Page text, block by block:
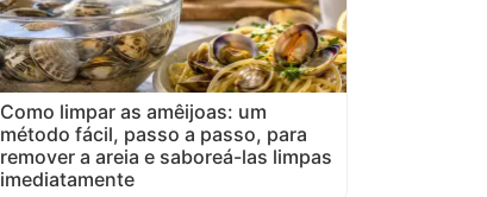
Como limpar as amêijoas: um
método fácil, passo a passo, para
remover a areia e saboreá-las limpas
imediatamente